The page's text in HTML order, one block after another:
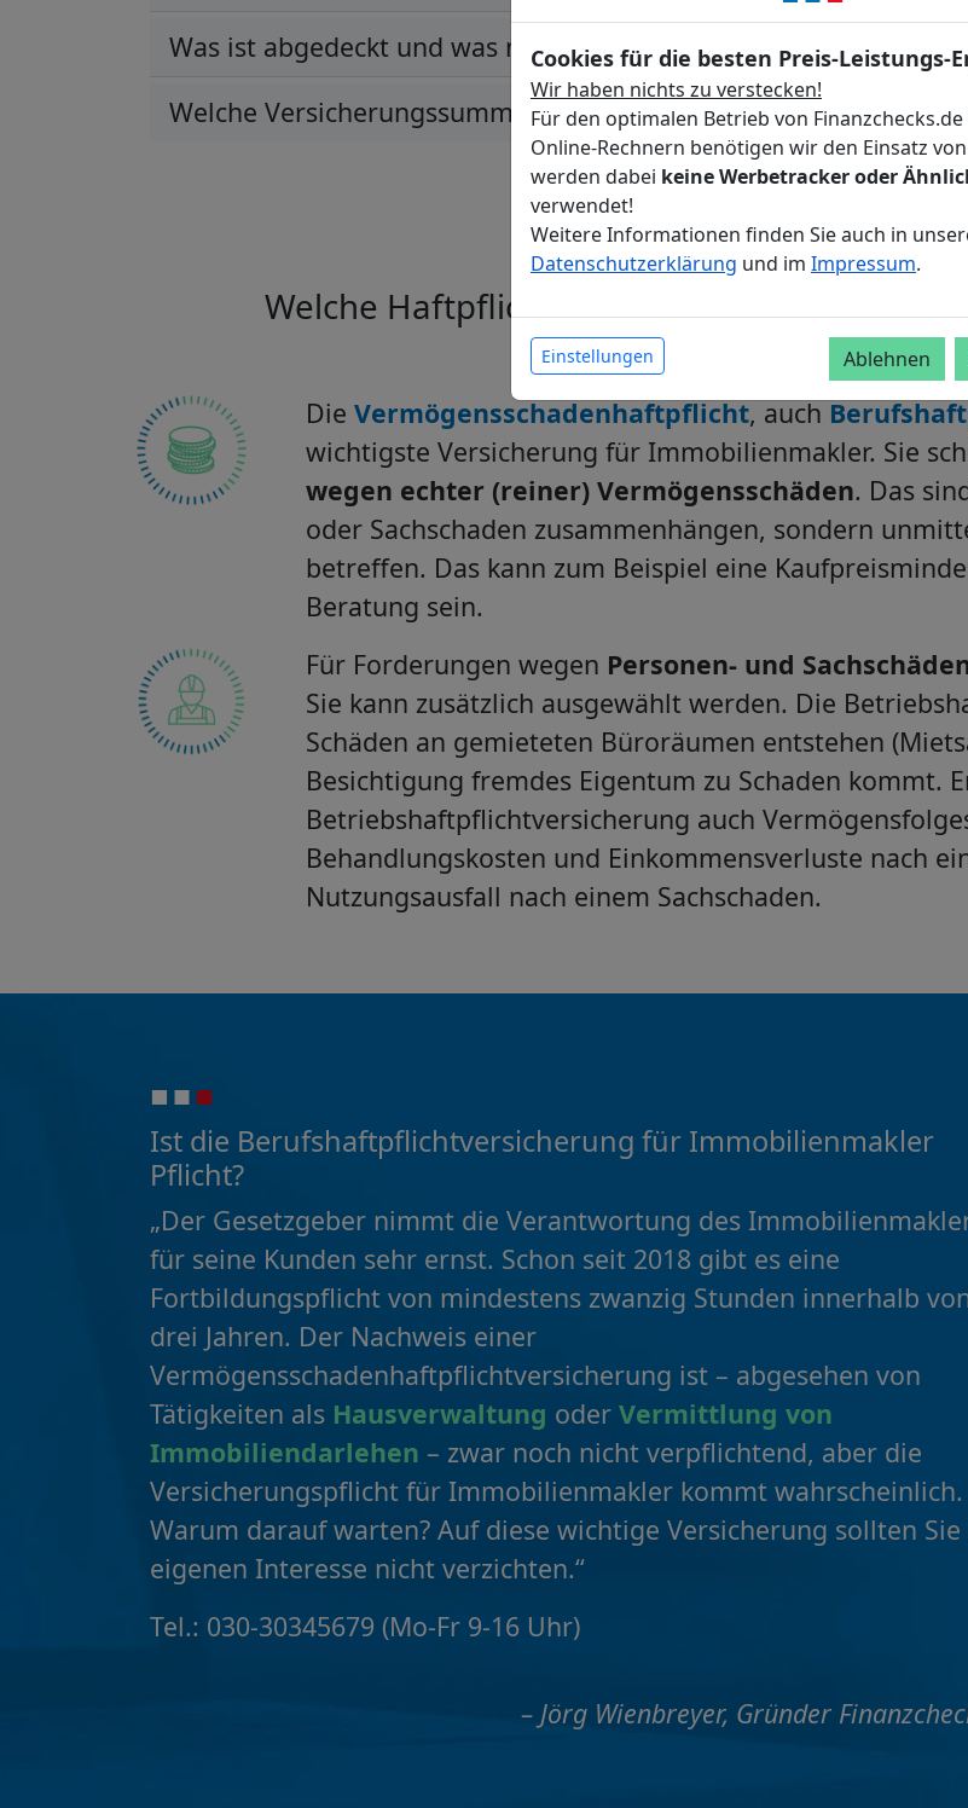
Was ist abgedeckt und was nicht?
Welche Versicherungssumme?
Weitere
Welche Haftpflichtversicherungen sind für
DieVermögensschadenhaftpflicht, auch
wichtigste Versicherung für Immobilienmakler. Sie
wegen echter (reiner) Vermögensschäden. Das
oder Sachschaden zusammenhängen, sondern
betreffen. Das kann zum Beispiel eine
Beratung sein.
Für Forderungen wegen Personen- und
Sie kann zusätzlich ausgewählt werden. Die
Schäden an gemieteten Büroräumen entstehen
Besichtigung fremdes Eigentum zu Schaden kommt.
Betriebshaftpflichtversicherung auch
Behandlungskosten und Einkommensverluste nach
Nutzungsausfall nach einem Sachschaden.
Ist die Berufshaftpflichtversicherung für Immobilienmakler
Pflicht?
„Der Gesetzgeber nimmt die Verantwortung des
für seine Kunden sehr ernst. Schon seit 2018 gibt es eine
Fortbildungspflicht von mindestens zwanzig Stunden innerhalb
drei Jahren. Der Nachweis einer
Vermögensschadenhaftpflichtversicherung ist – abgesehen von
Tätigkeiten als Hausverwaltung oder Vermittlung von
Immobiliendarlehen – zwar noch nicht verpflichtend, aber die
Versicherungspflicht für Immobilienmakler kommt wahrscheinlich.
Warum darauf warten? Auf diese wichtige Versicherung sollten
eigenen Interesse nicht verzichten.“
Tel.: 030-30345679 (Mo-Fr 9-16 Uhr)
– Jörg Wienbreyer, Gründer
Cookies für die besten Preis-Leistungs-
Wir haben nichts zu verstecken!
Für den optimalen Betrieb von
Online-Rechnern benötigen wir den Einsatz von
werden dabei keine Werbetracker oder
verwendet!
Weitere Informationen finden Sie auch in
Datenschutzerklärung und im Impressum.
Einstellungen Ablehnen